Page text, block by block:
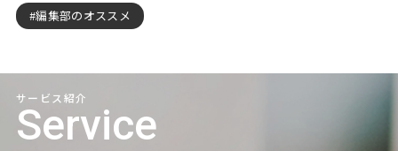
編集部のオススメ
サービス紹介
Service